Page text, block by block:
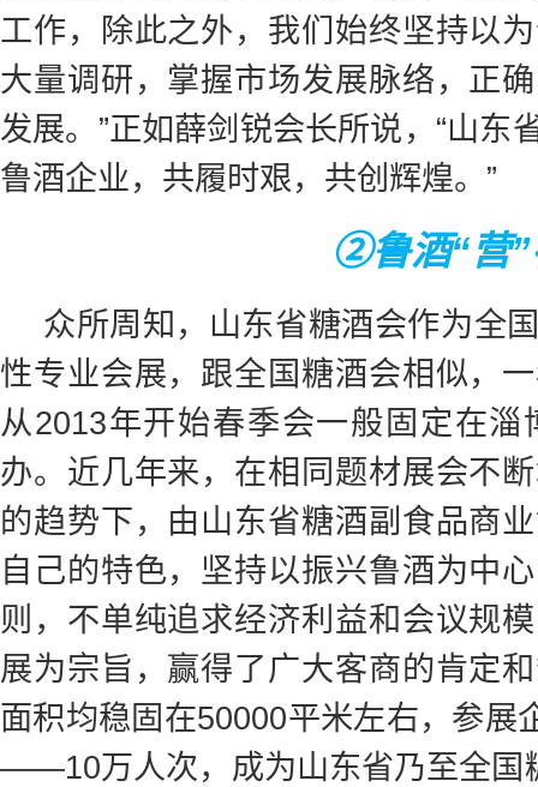
工作，除此之外，我们始终坚持以
大量调研，掌握市场发展脉络，正
发展。”正如薛剑锐会长所说，“山东
鲁酒企业，共履时艰，共创辉煌。”
②鲁酒“营”
众所周知，山东省糖酒会作为全
性专业会展，跟全国糖酒会相似，
从2013年开始春季会一般固定在
办。近几年来，在相同题材展会不
的趋势下，由山东省糖酒副食品商
自己的特色，坚持以振兴鲁酒为中
则，不单纯追求经济利益和会议规
展为宗旨，赢得了广大客商的肯定
面积均稳固在50000平米左右，参展
——10万人次，成为山东省乃至全国